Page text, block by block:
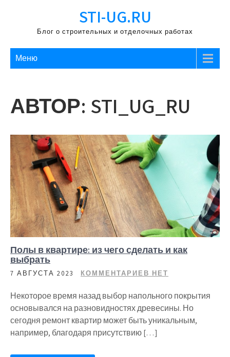
содержимому
STI-UG.RU
Блог о строительных и отделочных работах
Меню
АВТОР: STI_UG_RU
Полы в квартире: из чего сделать и как
выбрать
7 АВГУСТА 2023 КОММЕНТАРИЕВ НЕТ
Некоторое время назад выбор напольного покрытия
основывался на разновидностях древесины. Но
сегодня ремонт квартир может быть уникальным,
например, благодаря присутствию […]